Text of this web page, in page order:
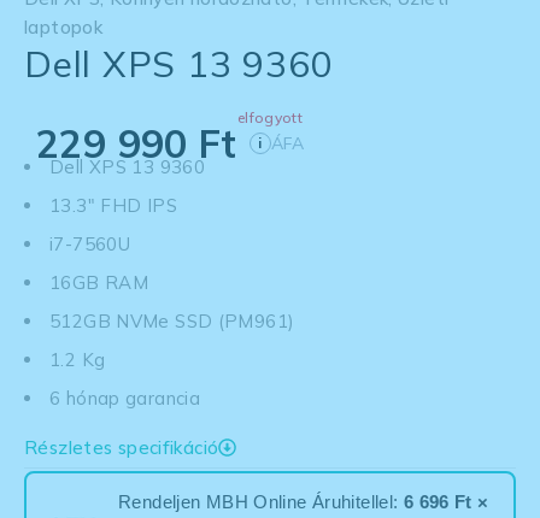
laptopok
Dell XPS 13 9360
elfogyott
229 990 Ft i ÁFA
Dell XPS 13 9360
13.3" FHD IPS
i7-7560U
16GB RAM
512GB NVMe SSD (PM961)
1.2 Kg
6 hónap garancia
Részletes specifikáció
Rendeljen MBH Online Áruhitellel: 6 696 Ft ×